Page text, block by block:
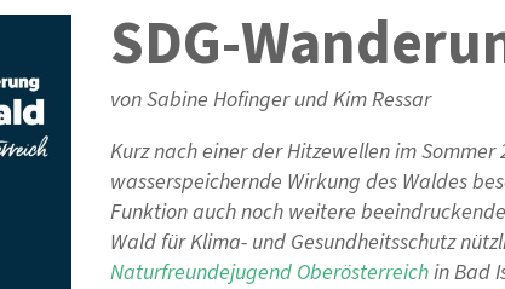
SDG-
von Sabine Hofinger und Kim Ressar
Kurz nach einer der Hitzewellen im
wasserspeichernde Wirkung des Waldes
Funktion auch noch weitere
Wald für Klima- und Gesundheitsschutz
Naturfreundejugend Oberösterreichin Bad